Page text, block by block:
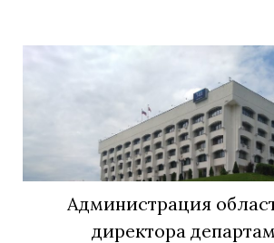
Администрация
директора